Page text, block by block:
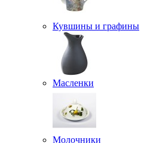
Кувшины и графины
Масленки
Молочники